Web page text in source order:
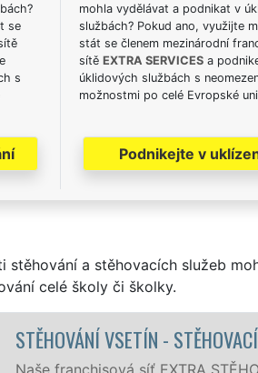
se
s
mohla vydělávat a podnikat v
službách? Pokud ano, využijte
stát se členem mezinárodní
sítě EXTRA SERVICESa
úklidových službách s
možnostmi po celé Evropské
Podnikejte v
stěhování a stěhovacích služeb
celé školy či školky.
VSETÍN - STĚHOVACÍ
síť EXTRA STĚHOVÁNÍ